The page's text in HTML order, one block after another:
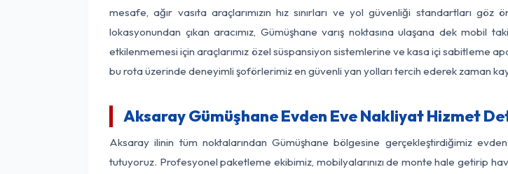
mesafe, ağır vasıta araçlarımızın hız sınırları ve yol güvenliği standartları
lokasyonundan çıkan aracımız, Gümüşhane varış noktasına ulaşana dek mobil
etkilenmemesi için araçlarımız özel süspansiyon sistemlerine ve kasa içi sabitleme
bu rota üzerinde deneyimli şoförlerimiz en güvenli yan yolları tercih ederek zaman
Aksaray Gümüşhane Evden Eve Nakliyat Hizmet
Aksaray ilinin tüm noktalarından Gümüşhane bölgesine gerçekleştirdiğimiz
tutuyoruz. Profesyonel paketleme ekibimiz, mobilyalarınızı de monte hale getirip